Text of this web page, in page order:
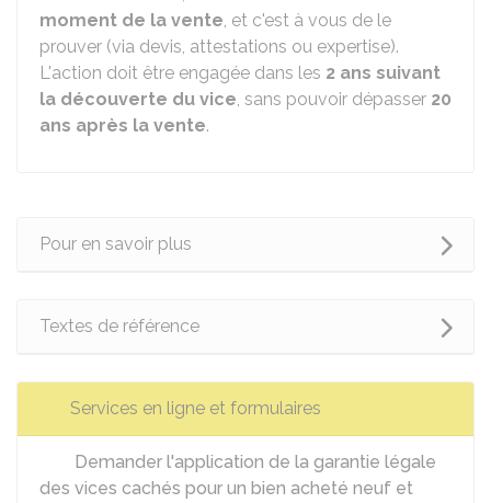
moment de la vente, et c'est à vous de le
prouver (via devis, attestations ou expertise).
L'action doit être engagée dans les 2 ans suivant
la découverte du vice, sans pouvoir dépasser 20
ans après la vente.
Pour en savoir plus
Textes de référence
Services en ligne et formulaires
Demander l'application de la garantie légale
des vices cachés pour un bien acheté neuf et